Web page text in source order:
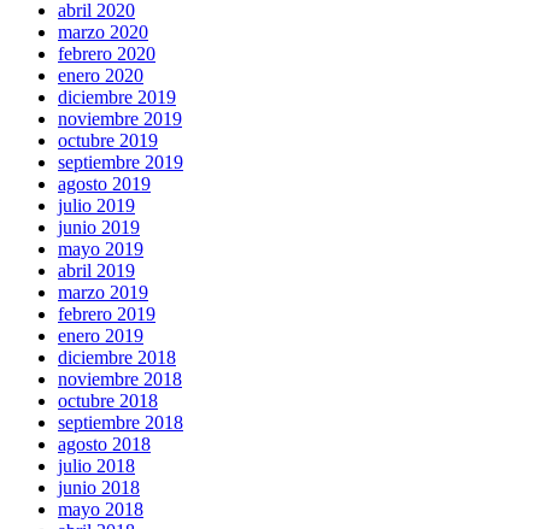
abril 2020
marzo 2020
febrero 2020
enero 2020
diciembre 2019
noviembre 2019
octubre 2019
septiembre 2019
agosto 2019
julio 2019
junio 2019
mayo 2019
abril 2019
marzo 2019
febrero 2019
enero 2019
diciembre 2018
noviembre 2018
octubre 2018
septiembre 2018
agosto 2018
julio 2018
junio 2018
mayo 2018